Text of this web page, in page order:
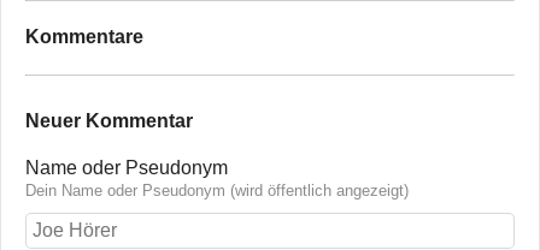
Kommentare
Neuer Kommentar
Name oder Pseudonym
Dein Name oder Pseudonym (wird öffentlich angezeigt)